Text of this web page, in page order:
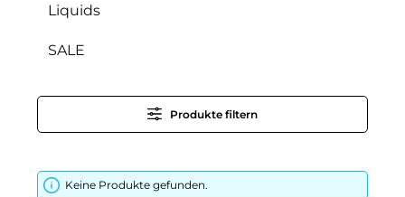
Liquids
SALE
Produkte filtern
Keine Produkte gefunden.